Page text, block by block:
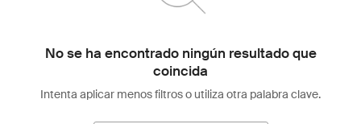
No se ha encontrado ningún resultado que
coincida
Intenta aplicar menos filtros o utiliza otra palabra clave.